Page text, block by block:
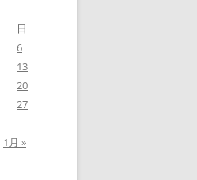
日
6
13
20
27
1月 »